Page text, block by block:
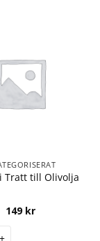
Tratt till Olivolja
149 kr
Tratt till Olivolja